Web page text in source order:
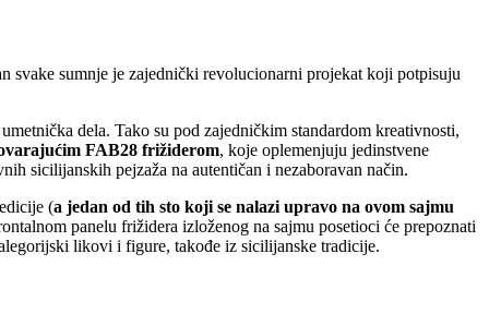
svake sumnje je zajednički revolucionarni projekat koji potpisuju
dela. Tako su pod zajedničkim standardom kreativnosti,
FAB28 frižiderom, koje oplemenjuju jedinstvene
sicilijanskih pejzaža na autentičan i nezaboravan način.
(a jedan od tih sto koji se nalazi upravo na ovom sajmu
panelu frižidera izloženog na sajmu posetioci će prepoznati
likovi i figure, takođe iz sicilijanske tradicije.